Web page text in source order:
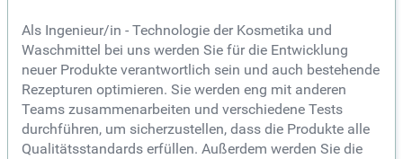
Als Ingenieur/in - Technologie der Kosmetika und
Waschmittel bei uns werden Sie für die Entwicklung
neuer Produkte verantwortlich sein und auch bestehende
Rezepturen optimieren. Sie werden eng mit anderen
Teams zusammenarbeiten und verschiedene Tests
durchführen, um sicherzustellen, dass die Produkte alle
Qualitätsstandards erfüllen. Außerdem werden Sie die